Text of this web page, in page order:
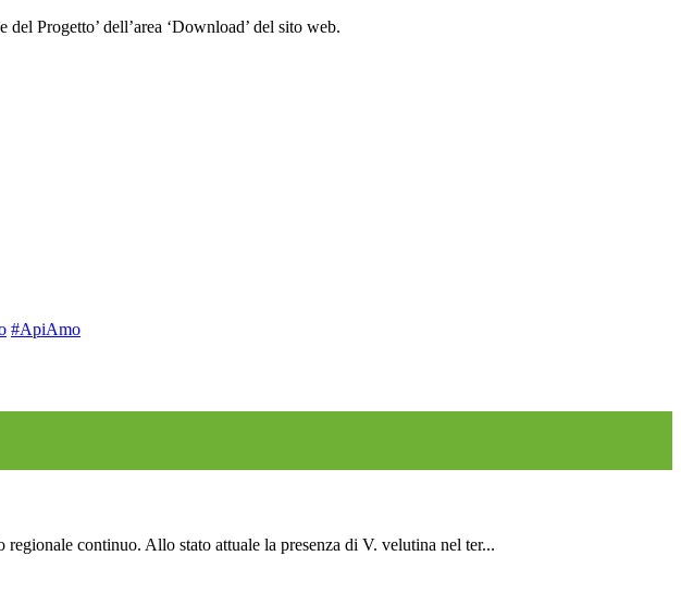
Progetto’ dell’area ‘Download’ del sito web.
#ApiAmo
continuo. Allo stato attuale la presenza di V. velutina nel ter...